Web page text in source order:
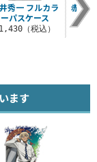
秀一 フルカラ
ーパスケース
（税込）
赤井
ス
ます